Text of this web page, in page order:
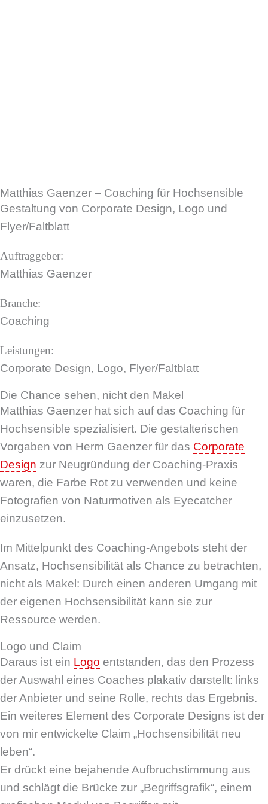
Matthias Gaenzer – Coaching für Hochsensible
Gestaltung von Corporate Design, Logo und
Flyer/Faltblatt
Auftraggeber:
Matthias Gaenzer
Branche:
Coaching
Leistungen:
Corporate Design, Logo, Flyer/Faltblatt
Die Chance sehen, nicht den Makel
Matthias Gaenzer hat sich auf das Coaching für
Hochsensible spezialisiert. Die gestalterischen
Vorgaben von Herrn Gaenzer für das Corporate
Design zur Neugründung der Coaching-Praxis
waren, die Farbe Rot zu verwenden und keine
Fotografien von Naturmotiven als Eyecatcher
einzusetzen.
Im Mittelpunkt des Coaching-Angebots steht der
Ansatz, Hochsensibilität als Chance zu betrachten,
nicht als Makel: Durch einen anderen Umgang mit
der eigenen Hochsensibilität kann sie zur
Ressource werden.
Logo und Claim
Daraus ist ein Logo entstanden, das den Prozess
der Auswahl eines Coaches plakativ darstellt: links
der Anbieter und seine Rolle, rechts das Ergebnis.
Ein weiteres Element des Corporate Designs ist der
von mir entwickelte Claim „Hochsensibilität neu
leben“.
Er drückt eine bejahende Aufbruchstimmung aus
und schlägt die Brücke zur „Begriffsgrafik“, einem